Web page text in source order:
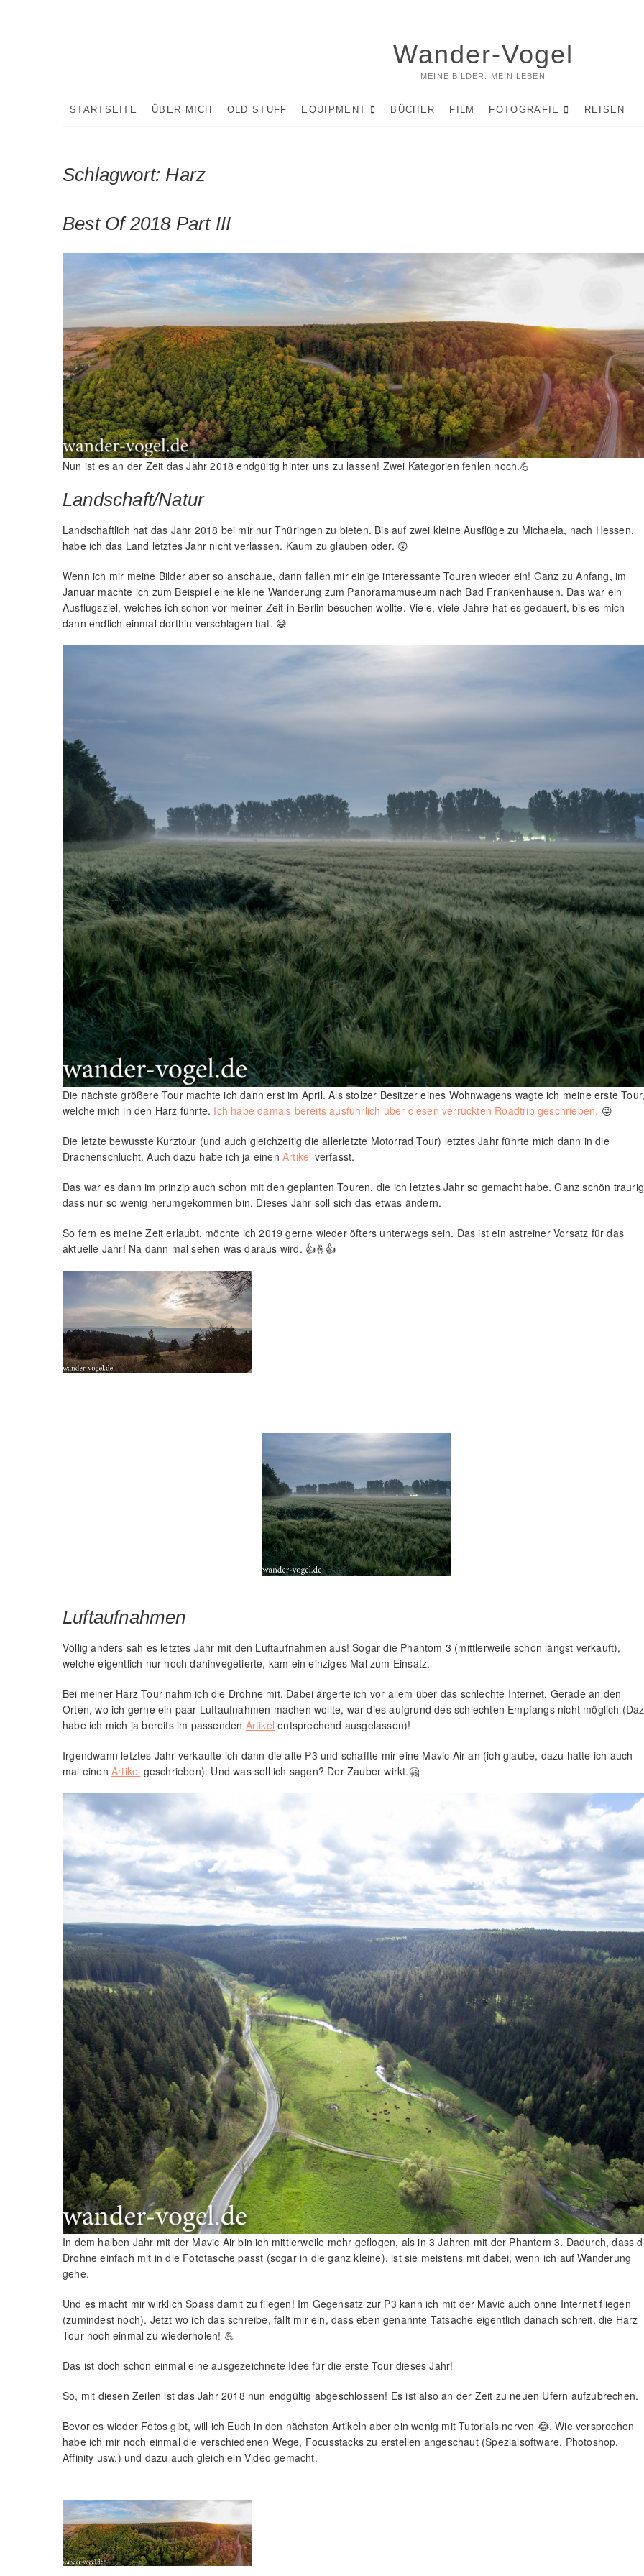
Wander-Vogel
MEINE BILDER. MEIN LEBEN
STARTSEITE ÜBER MICH OLD STUFF EQUIPMENT BÜCHER FILM FOTOGRAFIE REISEN
Schlagwort: Harz
Best Of 2018 Part III
Nun ist es an der Zeit das Jahr 2018 endgültig hinter uns zu lassen! Zwei Kategorien fehlen noch.💪
Landschaft/Natur
Landschaftlich hat das Jahr 2018 bei mir nur Thüringen zu bieten. Bis auf zwei kleine Ausflüge zu Michaela, nach Hessen,
habe ich das Land letztes Jahr nicht verlassen. Kaum zu glauben oder. 😲
Wenn ich mir meine Bilder aber so anschaue, dann fallen mir einige interessante Touren wieder ein! Ganz zu Anfang, im
Januar machte ich zum Beispiel eine kleine Wanderung zum Panoramamuseum nach Bad Frankenhausen. Das war ein
Ausflugsziel, welches ich schon vor meiner Zeit in Berlin besuchen wollte. Viele, viele Jahre hat es gedauert, bis es mich
dann endlich einmal dorthin verschlagen hat. 😅
Die nächste größere Tour machte ich dann erst im April. Als stolzer Besitzer eines Wohnwagens wagte ich meine erste
welche mich in den Harz führte. Ich habe damals bereits ausführlich über diesen verrückten Roadtrip geschrieben. 😜
Die letzte bewusste Kurztour (und auch gleichzeitig die allerletzte Motorrad Tour) letztes Jahr führte mich dann in die
Drachenschlucht. Auch dazu habe ich ja einen Artikel verfasst.
Das war es dann im prinzip auch schon mit den geplanten Touren, die ich letztes Jahr so gemacht habe. Ganz schön
dass nur so wenig herumgekommen bin. Dieses Jahr soll sich das etwas ändern.
So fern es meine Zeit erlaubt, möchte ich 2019 gerne wieder öfters unterwegs sein. Das ist ein astreiner Vorsatz für das
aktuelle Jahr! Na dann mal sehen was daraus wird. 👍🤞👍
Luftaufnahmen
Völlig anders sah es letztes Jahr mit den Luftaufnahmen aus! Sogar die Phantom 3 (mittlerweile schon längst verkauft),
welche eigentlich nur noch dahinvegetierte, kam ein einziges Mal zum Einsatz.
Bei meiner Harz Tour nahm ich die Drohne mit. Dabei ärgerte ich vor allem über das schlechte Internet. Gerade an den
Orten, wo ich gerne ein paar Luftaufnahmen machen wollte, war dies aufgrund des schlechten Empfangs nicht möglich
habe ich mich ja bereits im passenden Artikel entsprechend ausgelassen)!
Irgendwann letztes Jahr verkaufte ich dann die alte P3 und schaffte mir eine Mavic Air an (ich glaube, dazu hatte ich auch
mal einen Artikel geschrieben). Und was soll ich sagen? Der Zauber wirkt.🤗
In dem halben Jahr mit der Mavic Air bin ich mittlerweile mehr geflogen, als in 3 Jahren mit der Phantom 3. Dadurch, dass
Drohne einfach mit in die Fototasche passt (sogar in die ganz kleine), ist sie meistens mit dabei, wenn ich auf Wanderung
gehe.
Und es macht mir wirklich Spass damit zu fliegen! Im Gegensatz zur P3 kann ich mit der Mavic auch ohne Internet fliegen
(zumindest noch). Jetzt wo ich das schreibe, fällt mir ein, dass eben genannte Tatsache eigentlich danach schreit, die Harz
Tour noch einmal zu wiederholen! 💪
Das ist doch schon einmal eine ausgezeichnete Idee für die erste Tour dieses Jahr!
So, mit diesen Zeilen ist das Jahr 2018 nun endgültig abgeschlossen! Es ist also an der Zeit zu neuen Ufern aufzubrechen.
Bevor es wieder Fotos gibt, will ich Euch in den nächsten Artikeln aber ein wenig mit Tutorials nerven 😂. Wie versprochen
habe ich mir noch einmal die verschiedenen Wege, Focusstacks zu erstellen angeschaut (Spezialsoftware, Photoshop,
Affinity usw.) und dazu auch gleich ein Video gemacht.